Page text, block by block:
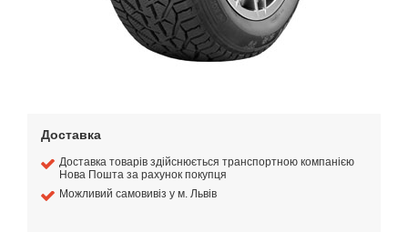
Доставка
Доставка товарів здійснюється транспортною компанією
Нова Пошта за рахунок покупця
Можливий самовивіз у м. Львів